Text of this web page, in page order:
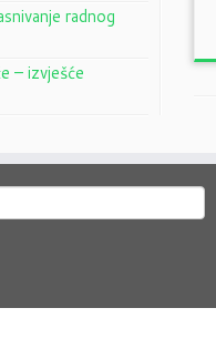
radnog
– izvješće